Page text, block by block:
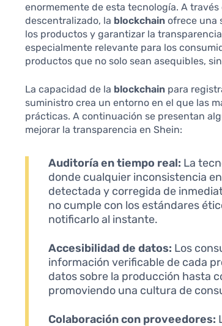
enormemente de esta tecnología. A
descentralizado, la blockchain ofrece una
los productos y garantizar la
especialmente relevante para los
productos que no solo sean asequibles,
La capacidad de la blockchain para
suministro crea un entorno en el que las
prácticas. A continuación se presentan
mejorar la transparencia en Shein:
Auditoría en tiempo real: La
donde cualquier inconsistencia
detectada y corregida de
no cumple con los estándares
notificarlo al instante.
Accesibilidad de datos: Los
información verificable de cada
datos sobre la producción hasta
promoviendo una cultura de
Colaboración con proveedores: